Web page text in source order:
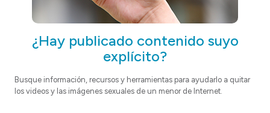
¿Hay publicado contenido suyo
explícito?
Busque información, recursos y herramientas para ayudarlo a quitar
los videos y las imágenes sexuales de un menor de Internet.